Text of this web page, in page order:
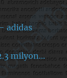
adidas
milyon…